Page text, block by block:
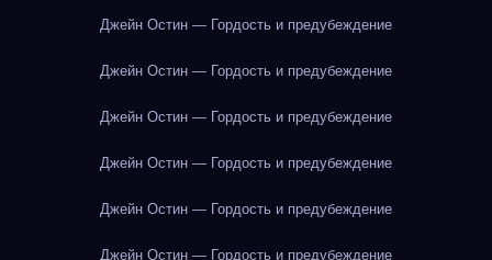
Джейн Остин — Гордость и предубеждение
Джейн Остин — Гордость и предубеждение
Джейн Остин — Гордость и предубеждение
Джейн Остин — Гордость и предубеждение
Джейн Остин — Гордость и предубеждение
Джейн Остин — Гордость и предубеждение